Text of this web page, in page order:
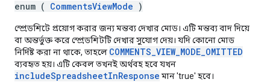
enum ( CommentsViewMode )
স্প্রেডশিটে প্রয়োগ করার জন্য মন্তব্য দেখার মোড। এটি মন্তব্য বাদ দিয়ে
বা অন্তর্ভুক্ত করে স্প্রেডশিটটি দেখার সুযোগ দেয়। যদি কোনো মোড
নির্দিষ্ট করা না থাকে, তাহলে COMMENTS_VIEW_MODE_OMITTED
ব্যবহৃত হয়। এটি কেবল তখনই অর্থবহ হবে যখন
includeSpreadsheetInResponse মান 'true' হবে।